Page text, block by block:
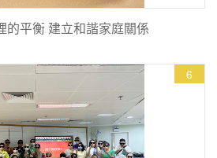
的平衡 建立和諧家庭關係
6